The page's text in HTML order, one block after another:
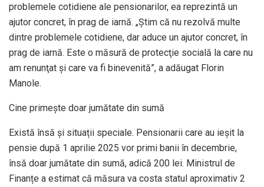
problemele cotidiene ale pensionarilor, ea reprezintă un
ajutor concret, în prag de iarnă. „Ştim că nu rezolvă multe
dintre problemele cotidiene, dar aduce un ajutor concret, în
prag de iarnă. Este o măsură de protecţie socială la care nu
am renunţat şi care va fi binevenită”, a adăugat Florin
Manole.
Cine primește doar jumătate din sumă
Există însă și situații speciale. Pensionarii care au ieșit la
pensie după 1 aprilie 2025 vor primi banii în decembrie,
însă doar jumătate din sumă, adică 200 lei. Ministrul de
Finanțe a estimat că măsura va costa statul aproximativ 2